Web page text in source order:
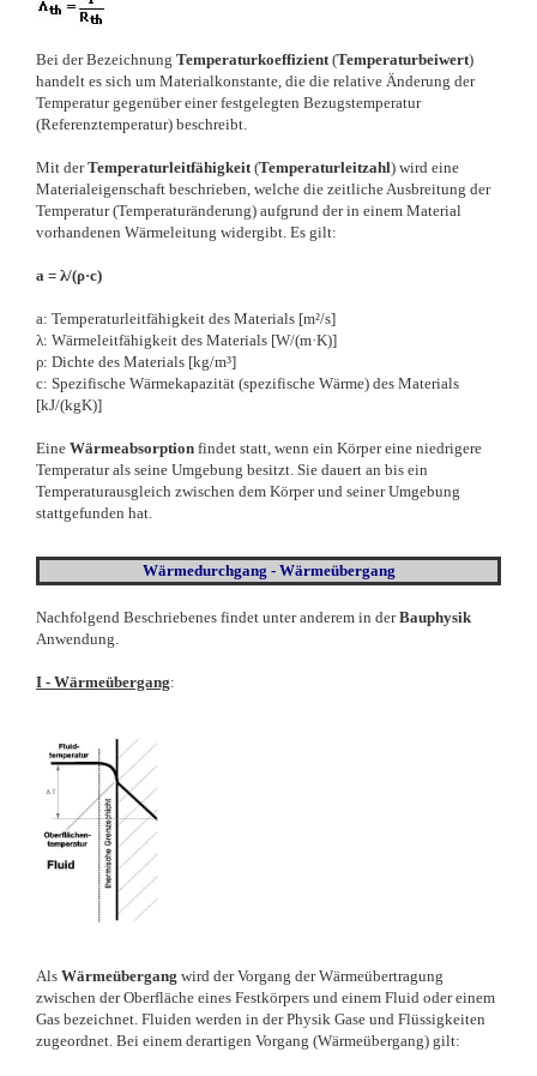
Bei der Bezeichnung Temperaturkoeffizient (Temperaturbeiwert)
handelt es sich um Materialkonstante, die die relative Änderung der
Temperatur gegenüber einer festgelegten Bezugstemperatur
(Referenztemperatur) beschreibt.
Mit derTemperaturleitfähigkeit (Temperaturleitzahl) wird eine
Materialeigenschaft beschrieben, welche die zeitliche Ausbreitung der
Temperatur (Temperaturänderung) aufgrund der in einem Material
vorhandenen Wärmeleitung widergibt. Es gilt:
a = λ/(ρ·c)
a: Temperaturleitfähigkeit des Materials [m²/s]
λ: Wärmeleitfähigkeit des Materials [W/(m·K)]
ρ: Dichte des Materials [kg/m³]
c: Spezifische Wärmekapazität (spezifische Wärme) des Materials
[kJ/(kgK)]
Eine Wärmeabsorption findet statt, wenn ein Körper eine niedrigere
Temperatur als seine Umgebung besitzt. Sie dauert an bis ein
Temperaturausgleich zwischen dem Körper und seiner Umgebung
stattgefunden hat.
Wärmedurchgang - Wärmeübergang
Nachfolgend Beschriebenes findet unter anderem in derBauphysik
Anwendung.
I - Wärmeübergang:
Als Wärmeübergang wird der Vorgang der Wärmeübertragung
zwischen der Oberfläche eines Festkörpers und einem Fluid oder einem
Gas bezeichnet. Fluiden werden in der Physik Gase und Flüssigkeiten
zugeordnet. Bei einem derartigen Vorgang (Wärmeübergang) gilt: